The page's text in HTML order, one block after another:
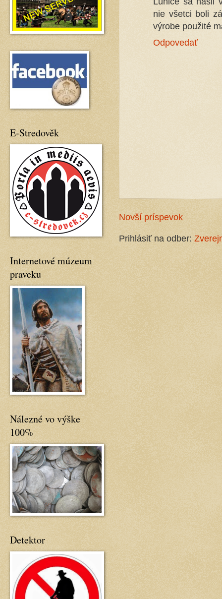
nie všetci boli
výrobe použité
Odpovedať
Novší príspevok
Prihlásiť na odber:
E-Stredověk
Internetové múzeum
praveku
Nálezné vo výške
100%
Detektor